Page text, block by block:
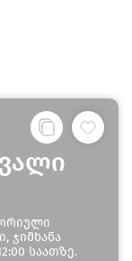
ჯიმხანა
საათზე.